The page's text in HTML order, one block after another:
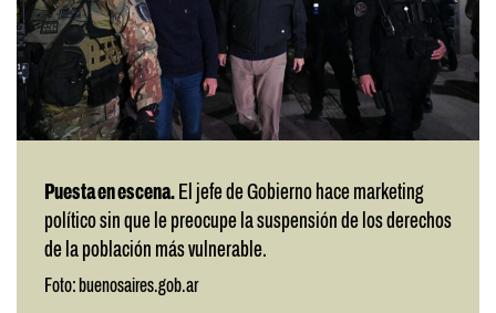
Puesta en escena. El jefe de Gobierno hace marketing
político sin que le preocupe la suspensión de los derechos
de la población más vulnerable.
Foto: buenosaires.gob.ar